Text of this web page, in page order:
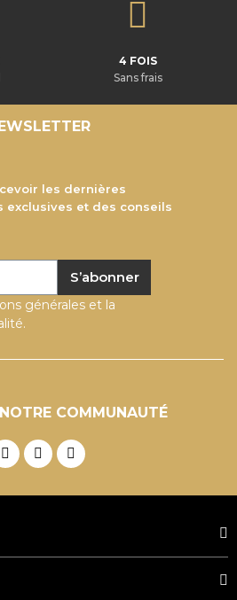
4 FOIS
Sans frais
les dernières
exclusives et des conseils
S’abonner
générales et la
COMMUNAUTÉ